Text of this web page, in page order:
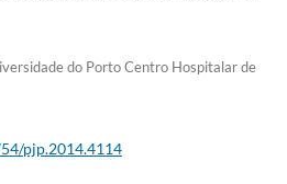
do Porto Centro Hospitalar de
pjp.2014.4114